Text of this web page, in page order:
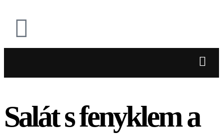
Salát s fenyklem a